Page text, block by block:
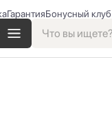
ГарантияБонусный клуб